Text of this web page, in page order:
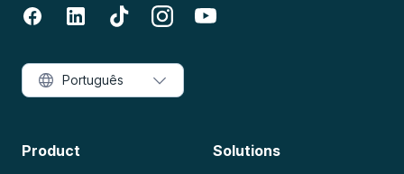
Product Solutions
Português